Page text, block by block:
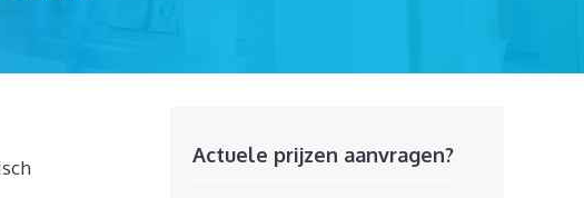
Actuele prijzen aanvragen?